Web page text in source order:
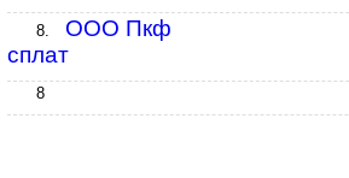
8.
ООО Пкф
сплат
8